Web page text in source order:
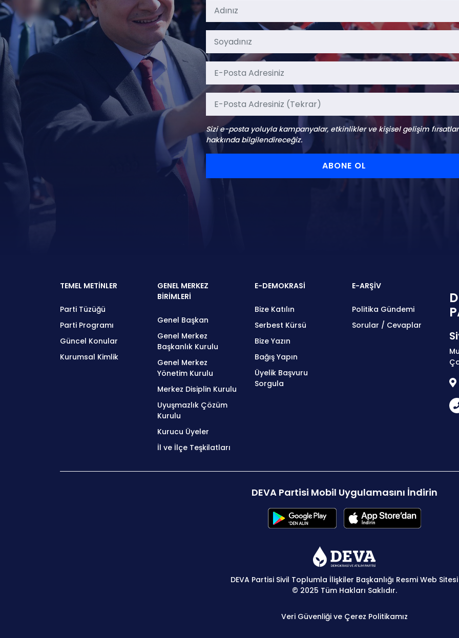
Sizi e-posta yoluyla kampanyalar, etkinlikler ve kişisel gelişim
hakkında bilgilendireceğiz.
ABONE OL
TEMEL METİNLER
Parti Tüzüğü
Parti Programı
Güncel Konular
Kurumsal Kimlik
GENEL MERKEZ
BİRİMLERİ
Genel Başkan
Genel Merkez
Başkanlık Kurulu
Genel Merkez
Yönetim Kurulu
Merkez Disiplin Kurulu
Uyuşmazlık Çözüm
Kurulu
Kurucu Üyeler
İl ve İlçe Teşkilatları
E-DEMOKRASİ
Bize Katılın
Serbest Kürsü
Bize Yazın
Bağış Yapın
Üyelik Başvuru
Sorgula
E-ARŞİV
Politika Gündemi
Sorular / Cevaplar
DEVA Partisi Mobil Uygulamasını İndirin
DEVA Partisi Sivil Toplumla İlişkiler Başkanlığı Resmi Web Sitesi
© 2025 Tüm Hakları Saklıdır.
Veri Güvenliği ve Çerez Politikamız